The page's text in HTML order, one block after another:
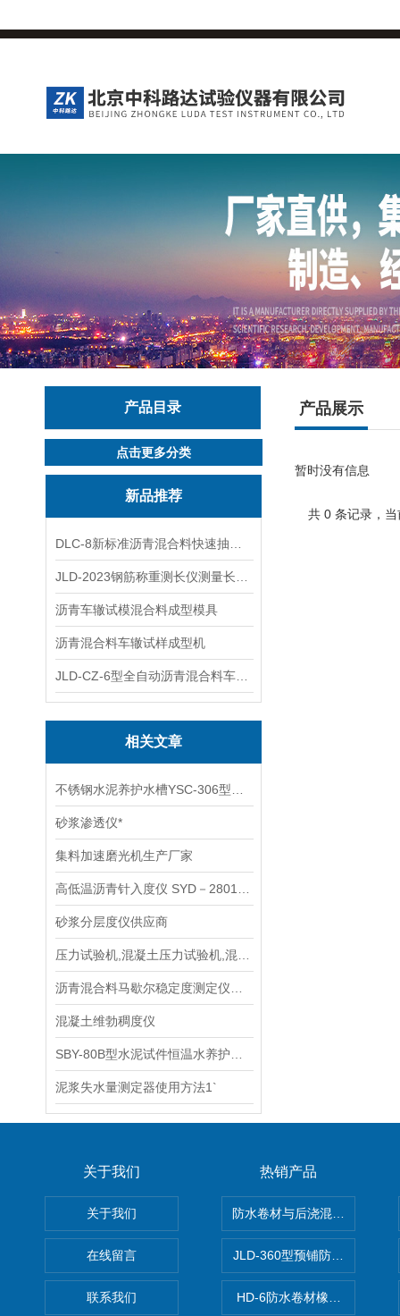
产品目录
点击更多分类
新品推荐
沥青车辙试模混合料成型模具
沥青混合料车辙试样成型机
相关文章
砂浆渗透仪*
集料加速磨光机生产厂家
砂浆分层度仪供应商
混凝土维勃稠度仪
泥浆失水量测定器使用方法1`
产品展示
暂时没有信息
共 0 条记录，
关于我们
关于我们
在线留言
联系我们
热销产品
防水卷材与后浇混凝土剥离强
JLD-360型预铺防水卷材抗冲
HD-6防水卷材橡胶测厚仪